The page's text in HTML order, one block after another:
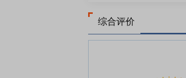
综合评价